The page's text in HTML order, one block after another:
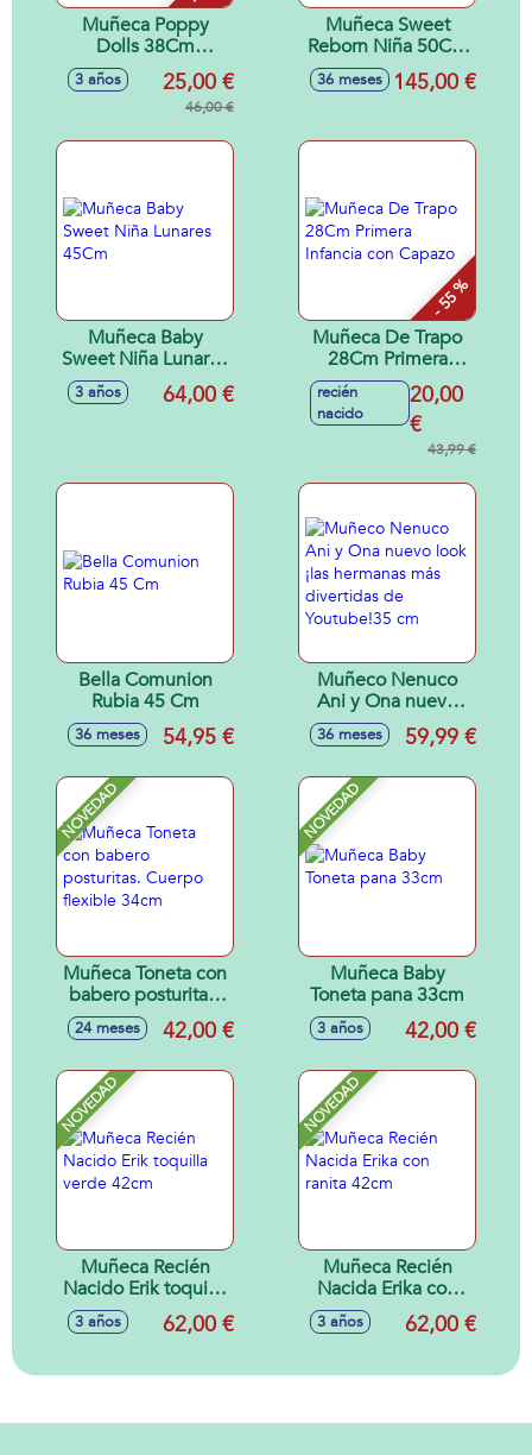
Muñeca Poppy
Dolls 38Cm
Toquilla De Lana
Rosa Con Luces Y
Sonidos Especiales
3 años 25,00 €
46,00 €
Muñeca Sweet
Reborn Niña 50Cm
Con Toquilla
Pijama, Hecho
36 meses 145,00 €
Muñeca Baby
Sweet Niña Lunares
45Cm
3 años 64,00 €
- 55 %
Muñeca De Trapo
28Cm Primera
Infancia con
Capazo
recién
nacido
20,00
€
43,99 €
Bella Comunion
Rubia 45 Cm
36 meses 54,95 €
Muñeco Nenuco
Ani y Ona nuevo
look ¡las hermanas
más divertidas de
36 meses 59,99 €
NOVEDAD
Muñeca Toneta con
babero posturitas.
Cuerpo flexible
34cm
24 meses 42,00 €
NOVEDAD
Muñeca Baby
Toneta pana 33cm
3 años 42,00 €
NOVEDAD
Muñeca Recién
Nacido Erik toquilla
verde 42cm
3 años 62,00 €
NOVEDAD
Muñeca Recién
Nacida Erika con
ranita 42cm
3 años 62,00 €